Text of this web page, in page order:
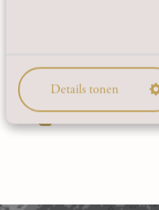
Details tonen
tot
21,50